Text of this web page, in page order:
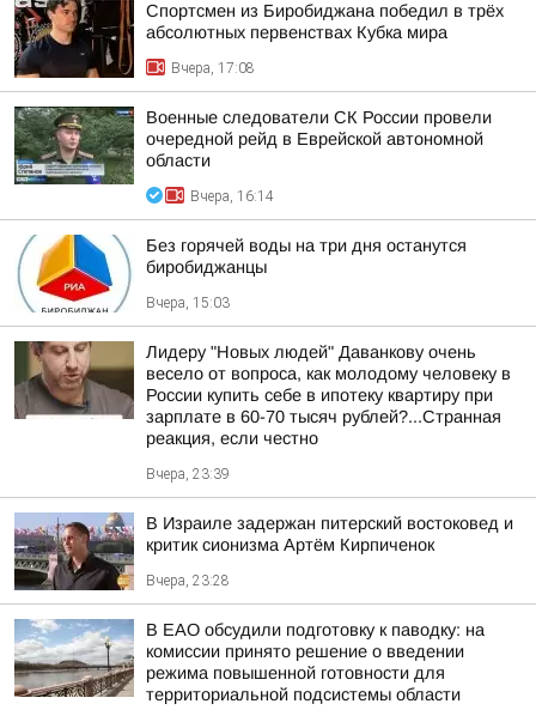
Спортсмен из Биробиджана победил в трёх
абсолютных первенствах Кубка мира
Вчера, 17:08
Военные следователи СК России провели
очередной рейд в Еврейской автономной
области
Вчера, 16:14
Без горячей воды на три дня останутся
биробиджанцы
Вчера, 15:03
Лидеру "Новых людей" Даванкову очень
весело от вопроса, как молодому человеку в
России купить себе в ипотеку квартиру при
зарплате в 60-70 тысяч рублей?...Странная
реакция, если честно
Вчера, 23:39
В Израиле задержан питерский востоковед и
критик сионизма Артём Кирпиченок
Вчера, 23:28
В ЕАО обсудили подготовку к паводку: на
комиссии принято решение о введении
режима повышенной готовности для
территориальной подсистемы области